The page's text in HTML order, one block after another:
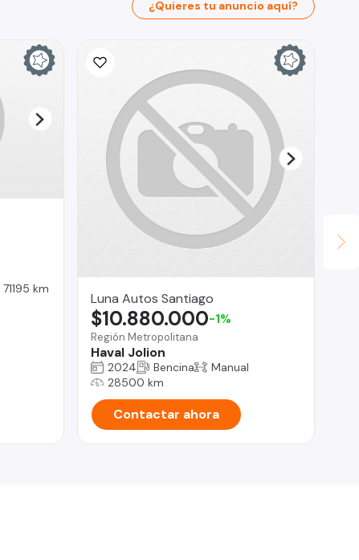
¿Quieres tu anuncio aquí?
71195 km
Luna Autos Santiago
Región Metropolitana
Haval Jolion
$10.880.000-1%
2024 Bencina
Manual
28500 km
Contactar ahora